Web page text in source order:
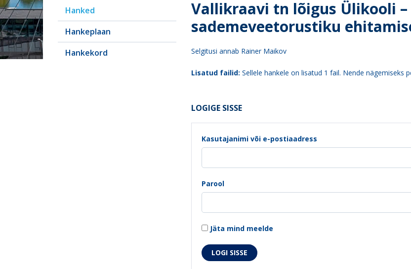
Hanked
Hankeplaan
Hankekord
Vallikraavi tn lõigus Ülikooli
sademeveetorustiku
Selgitusi annab Rainer Maikov
Lisatud failid: Sellele hankele on lisatud 1 fail. Nende nägemiseks
LOGIGE SISSE
Kasutajanimi või e-postiaadress
Parool
Jäta mind meelde